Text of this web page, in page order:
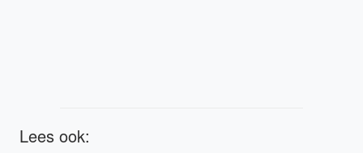
Lees ook: